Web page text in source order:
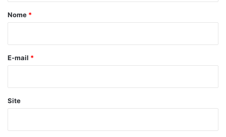
r
*
Nome *
E-mail *
Site